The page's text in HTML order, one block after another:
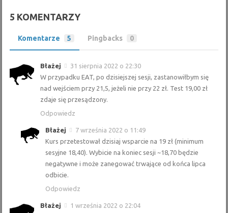
5 KOMENTARZY
Komentarze 5 Pingbacks 0
Błażej
31 sierpnia 2022 o 22:30
W przypadku EAT, po dzisiejszej sesji, zastanowiłbym się
nad wejściem przy 21,5, jeżeli nie przy 22 zł. Test 19,00 zł
zdaje się przesądzony.
Odpowiedz
Błażej
7 września 2022 o 11:49
Kurs przetestował dzisiaj wsparcie na 19 zł (minimum
sesyjne 18,40). Wybicie na koniec sesji ~18,70 będzie
negatywne i może zanegować trwające od końca lipca
odbicie.
Odpowiedz
Błażej
1 września 2022 o 22:04